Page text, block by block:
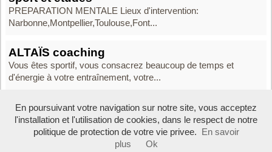
PREPARATION MENTALE Lieux d'intervention:
Narbonne,Montpellier,Toulouse,Font...
ALTAÏS coaching
Vous êtes sportif, vous consacrez beaucoup de temps et
d'énergie à votre entraînement, votre...
Boosté par Arfooo 2.02 - © 2007 - 2026 -Contact- -Mentions legales
En poursuivant votre navigation sur notre site, vous acceptez
l'installation et l'utilisation de cookies, dans le respect de notre
politique de protection de votre vie privee.
En savoir
plus
Ok